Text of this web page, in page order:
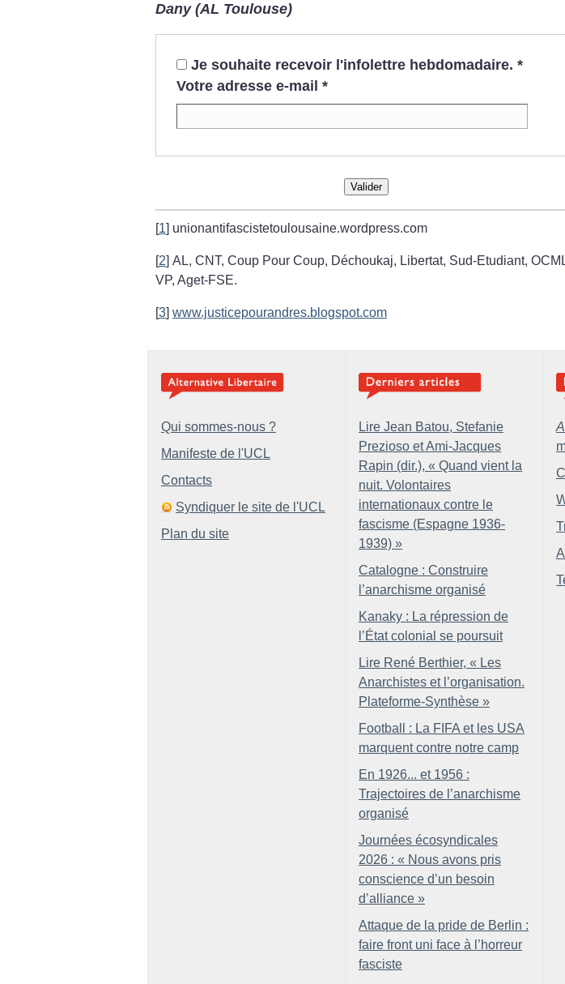
Dany (AL Toulouse)
Je souhaite recevoir l'infolettre hebdomadaire. *
Votre adresse e-mail *
Valider
[1] unionantifascistetoulousaine.wordpress.com
[2] AL, CNT, Coup Pour Coup, Déchoukaj, Libertat, Sud-Etudiant,
VP, Aget-FSE.
[3] www.justicepourandres.blogspot.com
Qui sommes-nous ?
Manifeste de l'UCL
Contacts
Syndiquer le site de l'UCL
Plan du site
Lire Jean Batou, Stefanie
Prezioso et Ami-Jacques
Rapin (dir.), « Quand vient la
nuit. Volontaires
internationaux contre le
fascisme (Espagne 1936-
1939) »
Catalogne : Construire
l’anarchisme organisé
Kanaky : La répression de
l’État colonial se poursuit
Lire René Berthier, « Les
Anarchistes et l’organisation.
Plateforme-Synthèse »
Football : La FIFA et les USA
marquent contre notre camp
En 1926... et 1956 :
Trajectoires de l’anarchisme
organisé
Journées écosyndicales
2026 : « Nous avons pris
conscience d’un besoin
d’alliance »
Attaque de la pride de Berlin :
faire front uni face à l’horreur
fasciste